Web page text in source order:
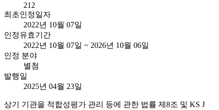
212
최초인정일자
2022년 10월 07일
인정유효기간
2022년 10월 07일 ~ 2026년 10월 06일
인정 분야
별첨
발행일
2025년 04월 23일
상기 기관을 적합성평가 관리 등에 관한 법률 제8조 및 KS J